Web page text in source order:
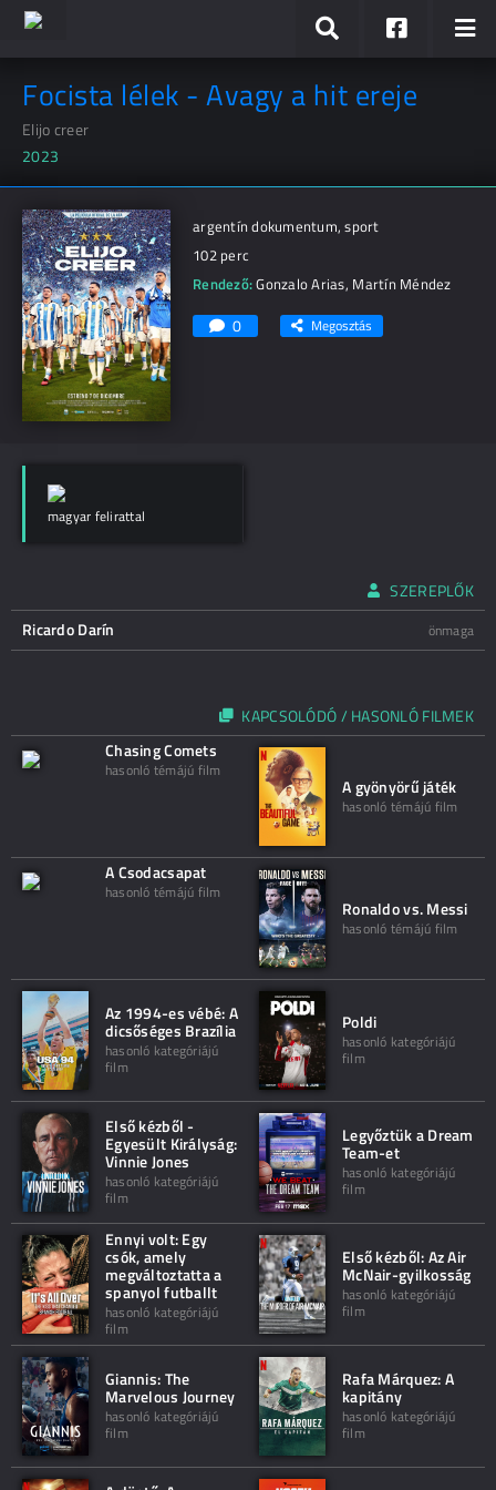
Focista lélek - Avagy a hit ereje
Elijo creer
2023
argentín dokumentum, sport
102 perc
Rendező:Gonzalo Arias, Martín Méndez
0 Megosztás
magyar felirattal
SZEREPLŐK
Ricardo Darín
önmaga
KAPCSOLÓDÓ / HASONLÓ FILMEK
Chasing Comets
hasonló témájú film
A gyönyörű játék
hasonló témájú film
A Csodacsapat
hasonló témájú film
Ronaldo vs. Messi
hasonló témájú film
Az 1994-es vébé: A
dicsőséges Brazília
hasonló kategóriájú
film
Poldi
hasonló kategóriájú
film
Első kézből -
Egyesült Királyság:
Vinnie Jones
hasonló kategóriájú
film
Legyőztük a Dream
Team-et
hasonló kategóriájú
film
Ennyi volt: Egy
csók, amely
megváltoztatta a
spanyol futballt
hasonló kategóriájú
film
Első kézből: Az Air
McNair-gyilkosság
hasonló kategóriájú
film
Giannis: The
Marvelous Journey
hasonló kategóriájú
film
Rafa Márquez: A
kapitány
hasonló kategóriájú
film